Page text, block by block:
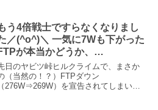
て知られる日本CSCで繰り広げられた
JBCF・トップアマチュアのレースで、Ｖ
ＶＡ☆ＺＡＰＰＥＩ極も活躍！ 出走し
人のうちの半分も生き残れない過酷な
バイバルレースに耐え抜いたＺＡＰＰ
Ｉ極の奮闘を振り返ります。
う4倍戦士ですらなくなりまし
／(^o^)＼ 一気に7Wも下がった
が本当かどうか、
に聞いてみた！
日のヤビツ峠ヒルクライムで、まさか
（当然の！？）FTPダウン
（276W⇒269W）を宣告されてしまい、